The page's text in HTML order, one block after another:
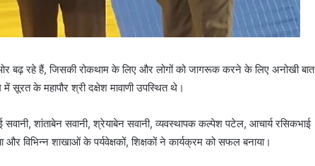
बढ़ रहे हैं, जिसकी रोकथाम के लिए और लोगों को जागरूक करने के लिए अनोखी बात
सूरत के महापौर श्री दक्षेश मावाणी उपस्थित थे।
शांताबेन सवानी, श्रेयाबेन सवानी, व्यवस्थापक कल्पेश पटेल, आचार्य रसिकभाई
और विभिन्न शाखाओं के पर्यवेक्षकों, शिक्षकों ने कार्यक्रम को सफल बनाया।